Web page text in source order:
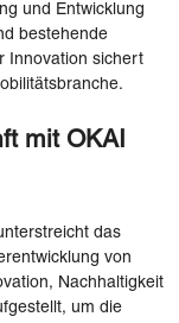
und Entwicklung
bestehende
Innovation sichert
mit OKAI
das
von
Nachhaltigkeit
um die